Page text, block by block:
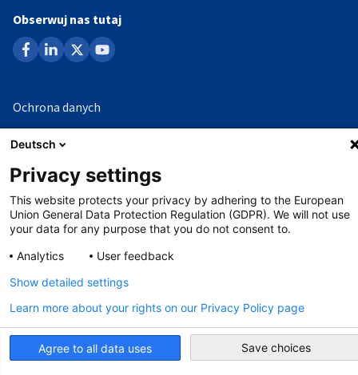
Obserwuj nas tutaj
facebook
linkedin
x youtube
Ochrona danych
Impressum
Ochrona sygnalistów
©Copyright - 2026 AHK
Deutsch
Privacy settings
This website protects your privacy by adhering to the European
Union General Data Protection Regulation (GDPR). We will not use
your data for any purpose that you do not consent to.
Analytics
User feedback
Agree to all data uses
Show detailed settings
Learn more about your rights on our Privacy Policy page
Save choices